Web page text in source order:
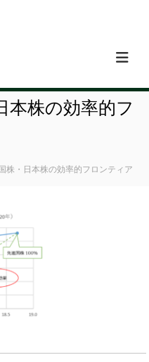
本株の効率的フ
株・日本株の効率的フロンティア